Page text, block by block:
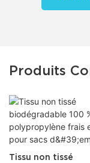
Produits
Tissu non tissé